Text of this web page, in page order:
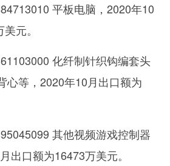
平板电脑，2020年10
元。
化纤制针织钩编套头
心等，2020年10月出口额为
其他视频游戏控制器
出口额为16473万美元。